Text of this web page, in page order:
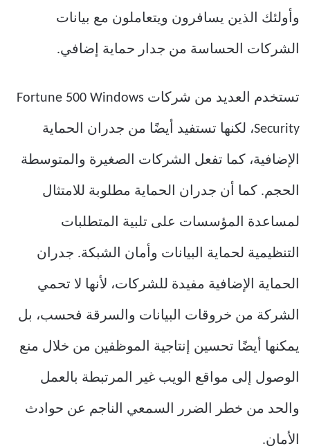
وأولئك الذين يسافرون ويتعاملون مع بيانات
الشركات الحساسة من جدار حماية إضافي.
تستخدم العديد من شركات Fortune 500 Windows
Security، لكنها تستفيد أيضًا من جدران الحماية
الإضافية، كما تفعل الشركات الصغيرة والمتوسطة
الحجم. كما أن جدران الحماية مطلوبة للامتثال
لمساعدة المؤسسات على تلبية المتطلبات
التنظيمية لحماية البيانات وأمان الشبكة. جدران
الحماية الإضافية مفيدة للشركات، لأنها لا تحمي
الشركة من خروقات البيانات والسرقة فحسب، بل
يمكنها أيضًا تحسين إنتاجية الموظفين من خلال منع
الوصول إلى مواقع الويب غير المرتبطة بالعمل
والحد من خطر الضرر السمعي الناجم عن حوادث
الأمان.